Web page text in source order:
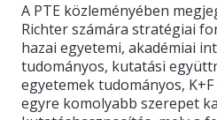
A PTE közleményében
Richter számára stratégiai
hazai egyetemi, akadémiai
tudományos, kutatási
egyetemek tudományos,
egyre komolyabb szerepet